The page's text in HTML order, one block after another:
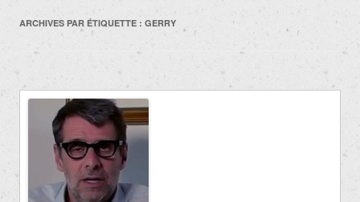
ARCHIVES PAR ÉTIQUETTE : GERRY